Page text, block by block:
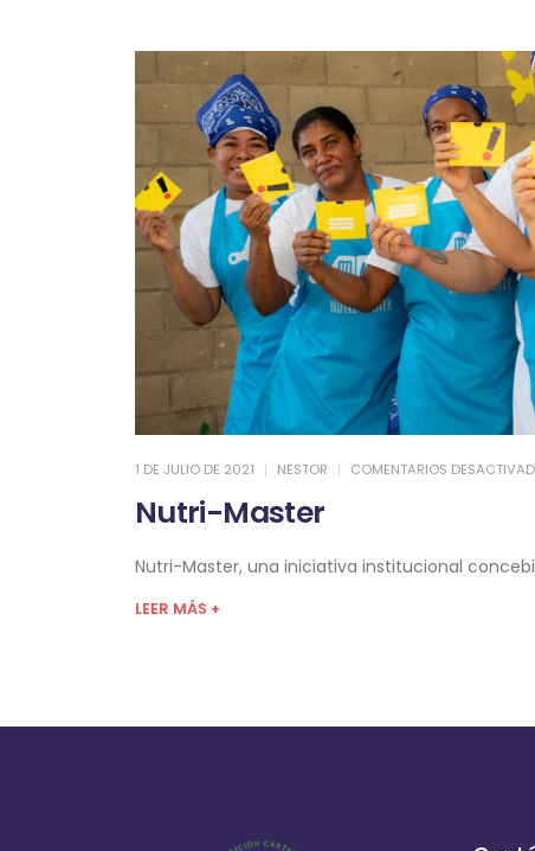
1 DE JULIO DE 2021 NESTOR COMENTARIOS
Nutri-Master
Nutri-Master, una iniciativa institucional
LEER MÁS +